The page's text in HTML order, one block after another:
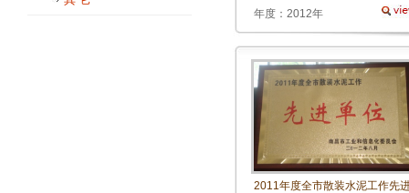
年度：2012年
2011年度全市散装水泥工作先